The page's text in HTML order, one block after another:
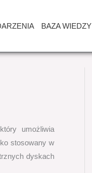
BAZA WIEDZY
umożliwia
stosowany w
dyskach